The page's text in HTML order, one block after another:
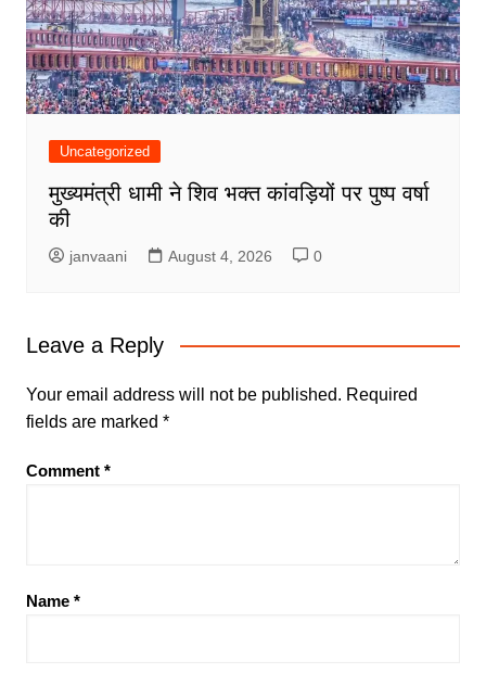
Uncategorized
मुख्यमंत्री धामी ने शिव भक्त कांवड़ियों पर पुष्प वर्षा
की
janvaani August 4, 2026 0
Leave a Reply
Your email address will not be published. Required
fields are marked *
Comment *
Name *